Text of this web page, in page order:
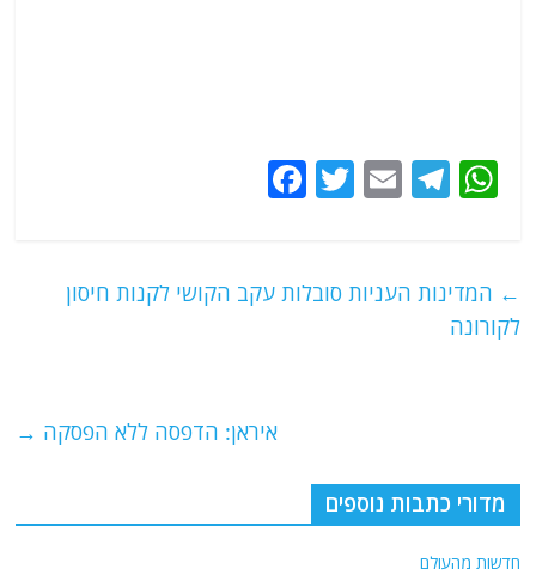
W
s
A
T
g
E
l
T
er
e
k
← המדינות העניות סובלות עקב הקושי לקנות חיסון
לקורונה
איראן: הדפסה ללא הפסקה →
מדורי כתבות נוספים
חדשות מהעולם